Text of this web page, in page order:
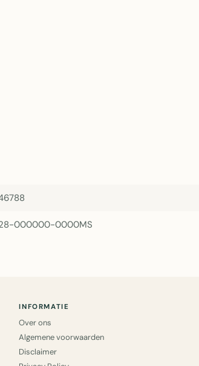
000000-0000MS
INFORMATIE
Over ons
Algemene voorwaarden
Disclaimer